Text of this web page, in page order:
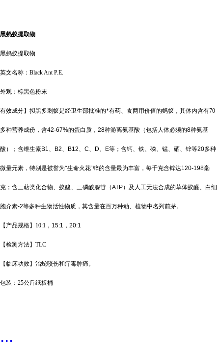
黑蚂蚁提取物
黑蚂蚁提取物
英文名称： Black Ant P.E.
外观：棕黑色粉末
有效成分】拟黑多刺蚁是经卫生部批准的*有药、食两用价值的蚂蚁，其体内含有70
多种营养成份，含42-67%的蛋白质， 28种游离氨基酸（包括人体必须的8种氨基
酸）；含维生素B1、 B2、 B12、 C、 D、 E等；含钙、铁、磷、锰、硒、锌等20多种
微量元素，特别是被誉为“生命火花’锌的含量最为丰富，每千克含锌达120-198毫
克；含三萜类化合物、蚁酸、三磷酸腺苷（ATP）及人工无法合成的草体蚁醛、白细
胞介素-2等多种生物活性物质，其含量在百万种动、植物中名列前茅。
【产品规格】 10:1 ， 15:1 ， 20:1
【检测方法】 TLC
【临床功效】治蛇咬伤和疔毒肿痛。
包装： 25公斤纸板桶
...